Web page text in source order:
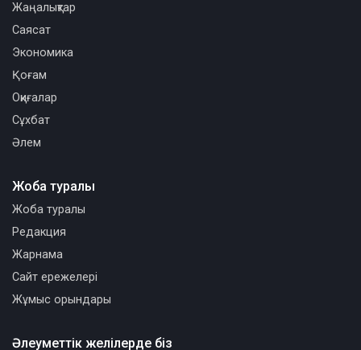
Әлеуметтік желілерде біз
Жаңалықтар
Саясат
Экономика
Қоғам
Оқиғалар
Сұхбат
Әлем
Жоба туралы
Жоба туралы
Редакция
Жарнама
Сайт ережелері
Жұмыс орындары